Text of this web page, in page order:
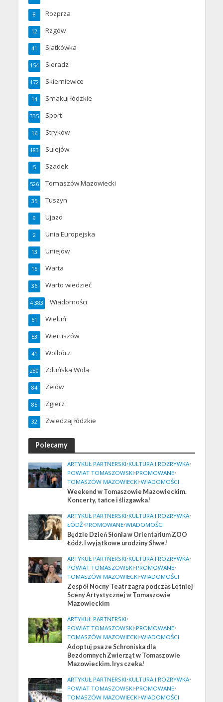
Rozprza
8
Rzgów
12
Siatkówka
41
Sieradz
154
Skierniewice
172
Smakuj łódzkie
14
Sport
335
Stryków
16
Sulejów
183
Szadek
5
Tomaszów Mazowiecki
526
Tuszyn
35
Ujazd
9
Unia Europejska
2
Uniejów
13
Warta
15
Warto wiedzieć
36
Wiadomości
4 383
Wieluń
61
Wieruszów
53
Wolbórz
41
Zduńska Wola
280
Zelów
84
Zgierz
85
Zwiedzaj łódzkie
32
Polecamy
ARTYKUŁ PARTNERSKI•KULTURA I ROZRYWKA•
POWIAT TOMASZOWSKI•PROMOWANE•
TOMASZÓW MAZOWIECKI•WIADOMOŚCI
Weekend w Tomaszowie Mazowieckim.
Koncerty, tańce i ślizgawka!
ARTYKUŁ PARTNERSKI•KULTURA I ROZRYWKA•
ŁÓDŹ•PROMOWANE•WIADOMOŚCI
Będzie Dzień Słonia w Orientarium ZOO
Łódź. I wyjątkowe urodziny Shwe!
ARTYKUŁ PARTNERSKI•KULTURA I ROZRYWKA•
POWIAT TOMASZOWSKI•PROMOWANE•
TOMASZÓW MAZOWIECKI•WIADOMOŚCI
Zespół Nocny Teatr zagra podczas Letniej
Sceny Artystycznej w Tomaszowie
Mazowieckim
ARTYKUŁ PARTNERSKI•
POWIAT TOMASZOWSKI•PROMOWANE•
TOMASZÓW MAZOWIECKI•WIADOMOŚCI
Adoptuj psa ze Schroniska dla
Bezdomnych Zwierząt w Tomaszowie
Mazowieckim. Irys czeka!
ARTYKUŁ PARTNERSKI•KULTURA I ROZRYWKA•
POWIAT TOMASZOWSKI•PROMOWANE•
TOMASZÓW MAZOWIECKI•WIADOMOŚCI